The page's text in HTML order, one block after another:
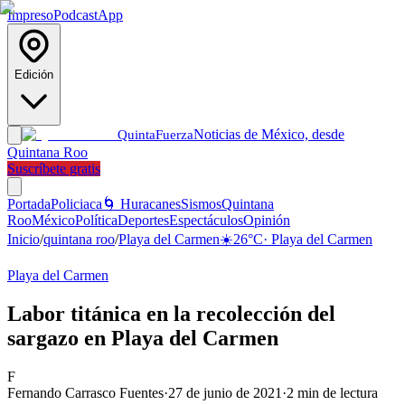
ImpresoPodcastApp
Edición
QuintaFuerzaNoticias de México, desde
Quintana Roo
Suscríbete gratis
PortadaPoliciaca 🌀 HuracanesSismosQuintana
RooMéxicoPolíticaDeportesEspectáculosOpinión
Inicio/quintana roo/Playa del Carmen☀️26°C· Playa del Carmen
Playa del Carmen
Labor titánica en la recolección del
sargazo en Playa del Carmen
F
Fernando Carrasco Fuentes·27 de junio de 2021 ·2 min de lectura